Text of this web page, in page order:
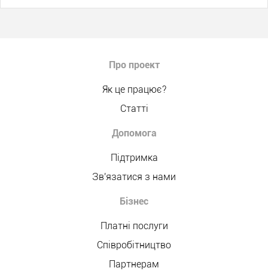
Про проект
Як це працює?
Статті
Допомога
Підтримка
Зв'язатися з нами
Бізнес
Платні послуги
Співробітництво
Партнерам